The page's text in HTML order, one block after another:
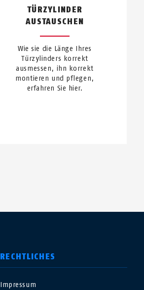
TÜRZYLINDER
AUSTAUSCHEN
Wie sie die Länge Ihres
Türzylinders korrekt
ausmessen, ihn korrekt
montieren und pflegen,
erfahren Sie hier.
RECHTLICHES
Impressum